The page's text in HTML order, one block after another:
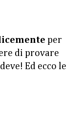
per
di provare
Ed ecco le